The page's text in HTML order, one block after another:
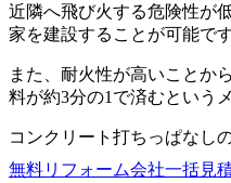
近隣へ飛び火する危険性が
家を建設することが可能です
また、耐火性が高いことか
料が約3分の1で済むという
コンクリート打ちっぱなし
無料リフォーム会社一括見